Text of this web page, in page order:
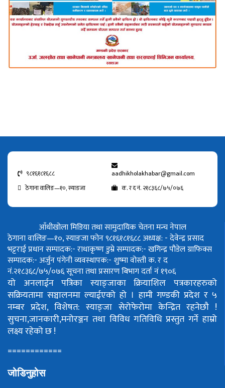
९८१६१८१६८८
aadhikholakhabar@gmail.com
ठेगाना वालिङ—१०, स्याङजा
क. र द नं. २१८३६८/७५/०७६
आँधीखोला मिडिया तथा सामुदायिक चेतना मन्च नेपाल
ठेगाना वालिङ—१०, स्याङजा फोन ९८१६१८१६८८अध्यक्ष: - देवेन्द्र प्रसाद
भट्टराईप्रधान सम्पादक:- राधाकृष्ण डुम्रेसम्पादक:- खगिन्द्र पौडेलग्राफिक्स
सम्पादक:- अर्जुन पंगेनीव्यवस्थापक:- शुष्मा वोस्तीक. र द
नं.२१८३६८/७५/०७६सूचना तथा प्रसारण बिभाग दर्ता नं १९०६
यो अनलाईन पत्रिका स्याङ्जाका क्रियाशिल पत्रकारहरुको
सक्रियतामा सञ्चालनमा ल्याईएको हो । हामी गण्डकी प्रदेश र ५
नम्बर प्रदेश, विशेषत: स्याङ्जा सेरोफेरोमा केन्द्रित रहनेछौ !
सुचना,जानकारी,मनोरञ्जन तथा विविध गतिविधि प्रस्तुत गर्ने हाम्रो
लक्ष्य रहेको छ !
============
जोडिनुहोस